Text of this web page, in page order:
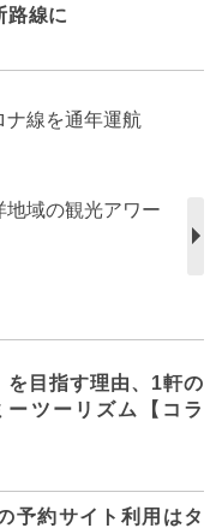
路線に
ナ線を通年運航
地域の観光アワー
を目指す理由、1軒の
ツーリズム【コラ
予約サイト利用はタ